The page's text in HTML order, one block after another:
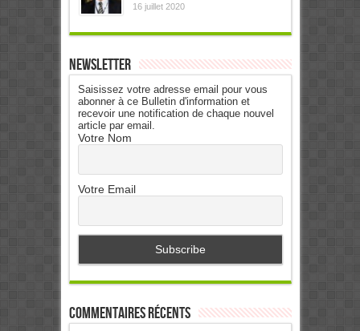
16 juillet 2020
Newsletter
Saisissez votre adresse email pour vous
abonner à ce Bulletin d'information et
recevoir une notification de chaque nouvel
article par email.
Votre Nom
Votre Email
Commentaires récents